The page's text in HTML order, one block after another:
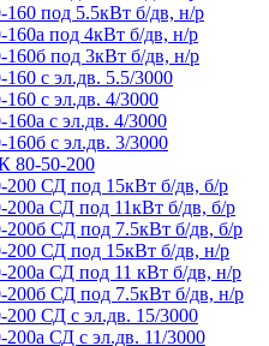
под 5.5кВт б/дв, н/р
под 4кВт б/дв, н/р
под 3кВт б/дв, н/р
с эл.дв. 5.5/3000
с эл.дв. 4/3000
с эл.дв. 4/3000
с эл.дв. 3/3000
80-50-200
200 СД под 15кВт б/дв, б/р
200а СД под 11кВт б/дв, б/р
200б СД под 7.5кВт б/дв, б/р
200 СД под 15кВт б/дв, н/р
200а СД под 11 кВт б/дв, н/р
200б СД под 7.5кВт б/дв, н/р
СД с эл.дв. 15/3000
СД с эл.дв. 11/3000